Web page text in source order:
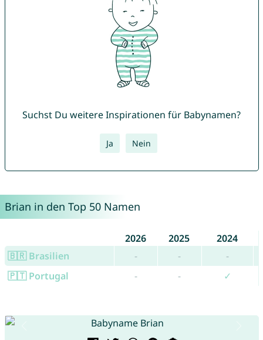
Suchst Du weitere Inspirationen für Babynamen?
Ja Nein
Brian in den Top 50 Namen
2026 2025
2024
🇧🇷 Brasilien
- -
-
🇵🇹 Portugal
- - ✓